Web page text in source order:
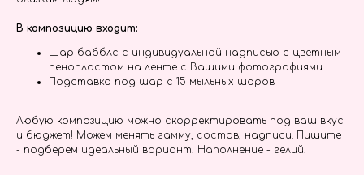
В композицию входит:
Шар бабблс с индивидуальной надписью с цветным
пенопластом на ленте с Вашими фотографиями
Подставка под шар с 15 мыльных шаров
Любую композицию можно скорректировать под ваш вкус
и бюджет! Можем менять гамму, состав, надписи. Пишите
- подберем идеальный вариант! Наполнение - гелий.